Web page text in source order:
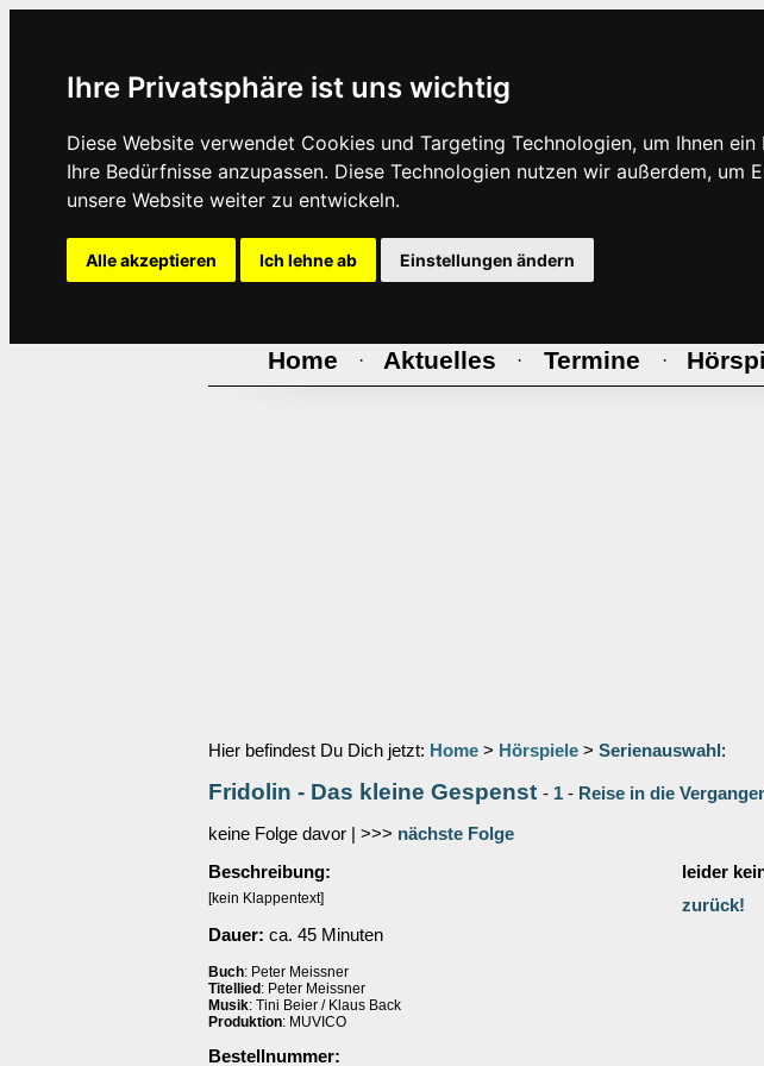
Ihre Privatsphäre ist uns wichtig
Diese Website verwendet Cookies und Targeting Technologien, um Ihnen
Ihre Bedürfnisse anzupassen. Diese Technologien nutzen wir außerdem,
unsere Website weiter zu entwickeln.
Alle akzeptieren Ich lehne ab Einstellungen ändern
Home · Aktuelles · Termine ·
Hier befindest Du Dich jetzt: Home > Hörspiele > Serienauswahl :
Fridolin - Das kleine Gespenst - 1 - Reise in die
keine Folge davor | >>> nächste Folge
Beschreibung:
[kein Klappentext]
Dauer: ca. 45 Minuten
Buch: Peter Meissner
Titellied : Peter Meissner
Musik: Tini Beier / Klaus Back
Produktion: MUVICO
Bestellnummer:
leider
zurück!